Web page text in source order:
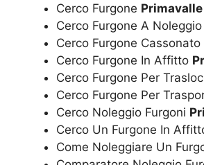
Cerco Furgone Primavalle
Cerco Furgone A Noleggio
Cerco Furgone Cassonato
Cerco Furgone In Affitto
Cerco Furgone Per
Cerco Furgone Per
Cerco Noleggio Furgoni
Cerco Un Furgone In
Come Noleggiare Un